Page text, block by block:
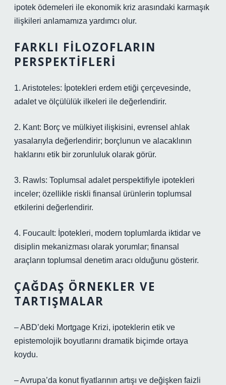
ipotek ödemeleri ile ekonomik kriz arasındaki karmaşık
ilişkileri anlamamıza yardımcı olur.
FARKLI FILOZOFLARIN
PERSPEKTIFLERI
1. Aristoteles: İpotekleri erdem etiği çerçevesinde,
adalet ve ölçülülük ilkeleri ile değerlendirir.
2. Kant: Borç ve mülkiyet ilişkisini, evrensel ahlak
yasalarıyla değerlendirir; borçlunun ve alacaklının
haklarını etik bir zorunluluk olarak görür.
3. Rawls: Toplumsal adalet perspektifiyle ipotekleri
inceler; özellikle riskli finansal ürünlerin toplumsal
etkilerini değerlendirir.
4. Foucault: İpotekleri, modern toplumlarda iktidar ve
disiplin mekanizması olarak yorumlar; finansal
araçların toplumsal denetim aracı olduğunu gösterir.
ÇAĞDAŞ ÖRNEKLER VE
TARTIŞMALAR
– ABD’deki Mortgage Krizi, ipoteklerin etik ve
epistemolojik boyutlarını dramatik biçimde ortaya
koydu.
– Avrupa’da konut fiyatlarının artışı ve değişken faizli